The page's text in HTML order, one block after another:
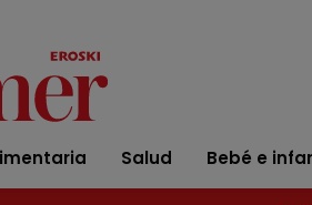
Salud Bebé e